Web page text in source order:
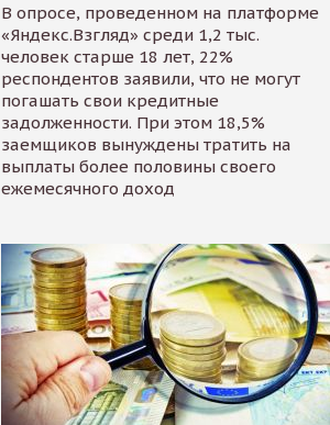
В опросе, проведенном на платформе
«Яндекс.Взгляд» среди 1,2 тыс.
человек старше 18 лет, 22%
респондентов заявили, что не могут
погашать свои кредитные
задолженности. При этом 18,5%
заемщиков вынуждены тратить на
выплаты более половины своего
ежемесячного доход